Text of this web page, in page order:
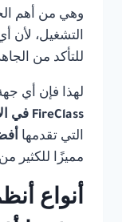
وهي من أهم
التشغيل، لأن
للتأكد من
لهذا فإن أي
FireClass في الاسكندرية
التي تقدمها
مميزًا للكثير
أنواع